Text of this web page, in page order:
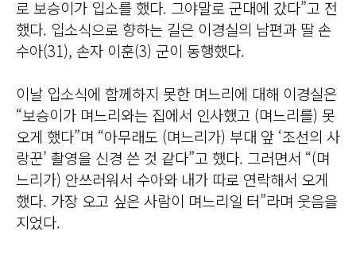
로 보승이가 입소를 했다. 그야말로 군대에 갔다”고 전
했다. 입소식으로 향하는 길은 이경실의 남편과 딸 손
수아(31), 손자 이훈(3) 군이 동행했다.
이날 입소식에 함께하지 못한 며느리에 대해 이경실은
“보승이가 며느리와는 집에서 인사했고 (며느리를) 못
오게 했다”며 “아무래도 (며느리가) 부대 앞 ‘조선의 사
랑꾼’ 촬영을 신경 쓴 것 같다”고 했다. 그러면서 “(며
느리가) 안쓰러워서 수아와 내가 따로 연락해서 오게
했다. 가장 오고 싶은 사람이 며느리일 터”라며 웃음을
지었다.